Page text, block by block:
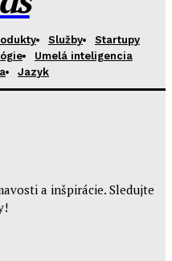
Služby
Startupy
Umelá inteligencia
Jazyk
a inšpirácie. Sledujte